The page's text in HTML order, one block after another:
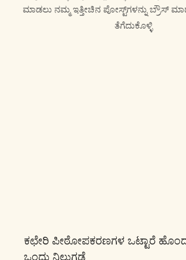
ಮಾಡಲು ನಮ್ಮ ಇತ್ತೀಚಿನ ಪೋಸ್ಟ್‌ಗಳನ್ನು ಬ್ರೌಸ್
ತೆಗೆದುಕೊಳ್ಳಿ
ಕಛೇರಿ ಪೀಠೋಪಕರಣಗಳ ಒಟ್ಟಾರೆ
ಒಂದು ನಿಲುಗಡೆ